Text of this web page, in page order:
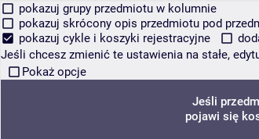
pokazuj grupy przedmiotu w kolumnie
pokazuj skrócony opis przedmiotu pod
pokazuj cykle i koszyki rejestracyjne
Jeśli chcesz zmienić te ustawienia na stałe,
Pokaż opcje
Jeśli
pojawi się